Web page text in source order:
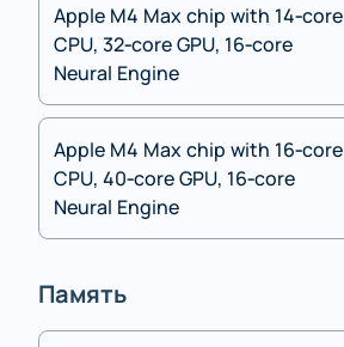
Apple M4 Max chip with 14‑core
CPU, 32‑core GPU, 16‑core
Neural Engine
Apple M4 Max chip with 16‑core
CPU, 40‑core GPU, 16‑core
Neural Engine
Память